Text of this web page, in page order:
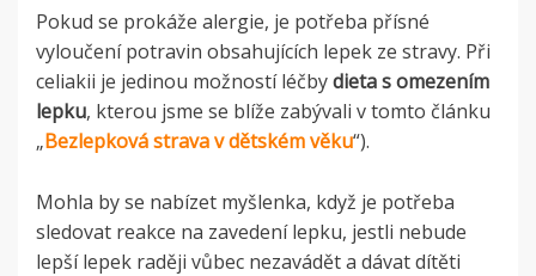
Pokud se prokáže alergie, je potřeba přísné
vyloučení potravin obsahujících lepek ze stravy. Při
celiakii je jedinou možností léčbydieta s omezením
lepku, kterou jsme se blíže zabývali v tomto článku
„Bezlepková strava v dětském věku“).
Mohla by se nabízet myšlenka, když je potřeba
sledovat reakce na zavedení lepku, jestli nebude
lepší lepek raději vůbec nezavádět a dávat dítěti